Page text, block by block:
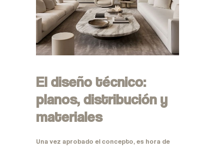
El diseño técnico:
planos, distribución y
materiales
Una vez aprobado el concepto, es hora de